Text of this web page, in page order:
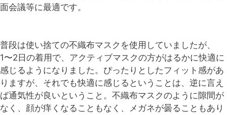
面会議等に最適です。
普段は使い捨ての不織布マスクを使用していましたが、
1〜2日の着用で、アクティブマスクの方がはるかに快適に
感じるようになりました。ぴったりとしたフィット感があ
りますが、それでも快適に感じるということは、逆に言え
ば通気性が良いということ。不織布マスクのように隙間が
なく、顔が痒くなることもなく、メガネが曇ることもあり